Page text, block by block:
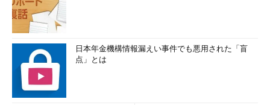
日本年金機構情報漏えい事件でも悪用された「盲
点」とは